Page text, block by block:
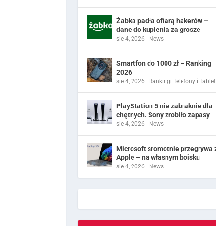
Żabka padła ofiarą hakerów –
dane do kupienia za grosze
sie 4, 2026 | News
Smartfon do 1000 zł – Ranking
2026
sie 4, 2026 | Rankingi Telefony i
PlayStation 5 nie zabraknie dla
chętnych. Sony zrobiło zapasy
sie 4, 2026 | News
Microsoft sromotnie przegrywa
Apple – na własnym boisku
sie 4, 2026 | News